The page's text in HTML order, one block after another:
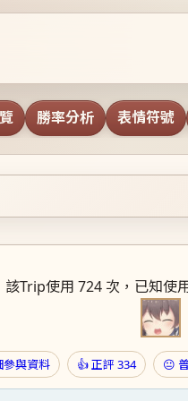
勝率分析 表情符號
該Trip使用 724 次，已知使
參與資料 👍 正評 334 😐